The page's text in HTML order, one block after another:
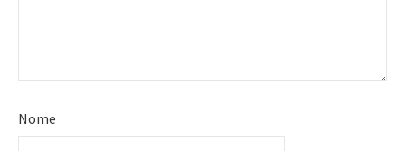
Nome